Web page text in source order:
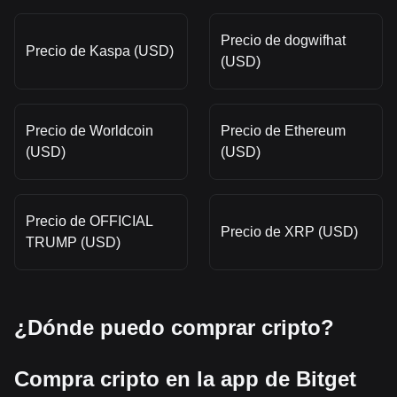
Precio de Kaspa (USD)
Precio de dogwifhat
(USD)
Precio de Worldcoin
(USD)
Precio de Ethereum
(USD)
Precio de OFFICIAL
TRUMP (USD)
Precio de XRP (USD)
¿Dónde puedo comprar cripto?
Compra cripto en la app de Bitget